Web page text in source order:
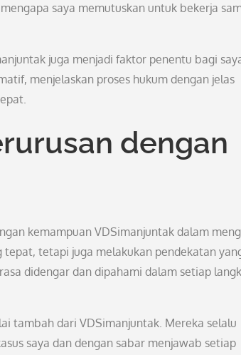
saya memutuskan untuk bekerja
juga menjadi faktor penentu bagi
menjelaskan proses hukum dengan jelas
dengan
kemampuan VDSimanjuntak dalam
tetapi juga melakukan pendekatan
didengar dan dipahami dalam setiap
tambah dari VDSimanjuntak. Mereka selalu
saya dan dengan sabar menjawab setiap